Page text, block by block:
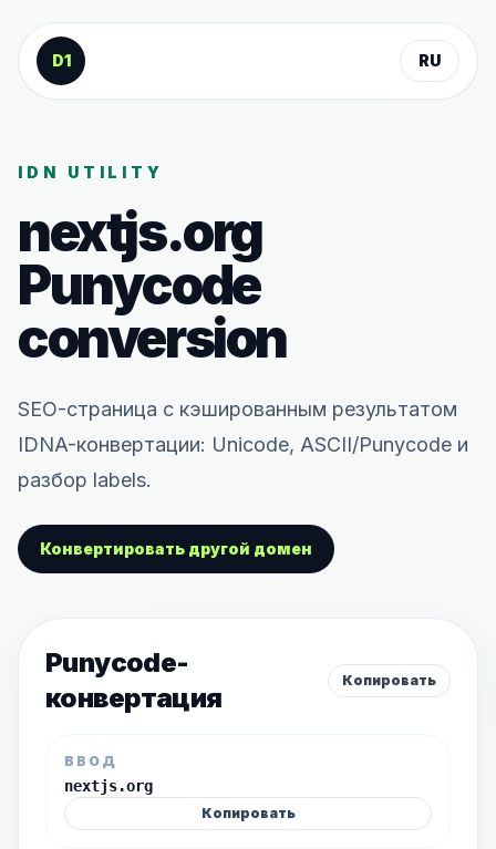
К содержанию
D1
RU
IDN UTILITY
nextjs.org
Punycode
conversion
SEO-страница с кэшированным результатом
IDNA-конвертации: Unicode, ASCII/Punycode и
разбор labels.
Конвертировать другой домен
Punycode-
конвертация
Копировать
ВВОД
nextjs.org
Копировать